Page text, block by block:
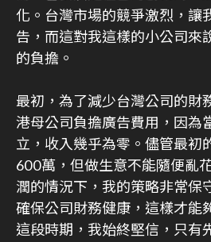
化。台灣市場的競爭激烈，讓
告，而這對我這樣的小公司來
的負擔。
最初，為了減少台灣公司的財
港母公司負擔廣告費用，因為
立，收入幾乎為零。儘管最初
600萬，但做生意不能隨便亂
潤的情況下，我的策略非常保
確保公司財務健康，這樣才能
這段時期，我始終堅信，只有